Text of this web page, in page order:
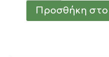
Μολύβι
Ματιών
Προσθήκη στο